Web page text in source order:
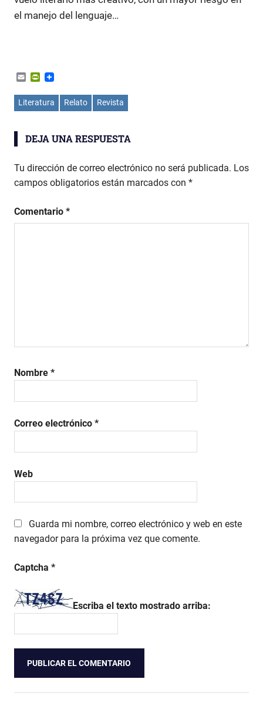
el manejo del lenguaje…
EmailPrintFriendly
Literatura Relato Revista
DEJA UNA RESPUESTA
Tu dirección de correo electrónico no será publicada. Los
campos obligatorios están marcados con *
Comentario *
Nombre *
Correo electrónico *
Web
Guarda mi nombre, correo electrónico y web en este
navegador para la próxima vez que comente.
Captcha *
Escriba el texto mostrado arriba: